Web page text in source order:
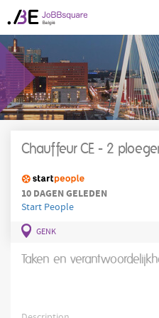
Chauffeur CE - 2
10 DAGEN GELEDEN
Start People
GENK
Taken en